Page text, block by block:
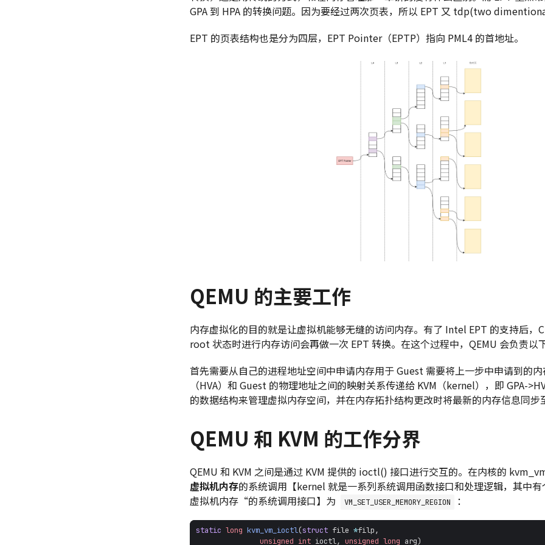
GPA 到 HPA 的转换问题。因为要经过两次页表，所以 EPT 又 tdp(two
EPT 的页表结构也是分为四层，EPT Pointer（EPTP）指向 PML4 的首地址。
QEMU 的主要工作
内存虚拟化的目的就是让虚拟机能够无缝的访问内存。有了 Intel EPT 的支持后，
root 状态时进行内存访问会再做一次 EPT 转换。在这个过程中，QEMU 会负责以
首先需要从自己的进程地址空间中申请内存用于 Guest 需要将上一步中申请到的
（HVA）和 Guest 的物理地址之间的映射关系传递给 KVM（kernel），即 GPA-
的数据结构来管理虚拟内存空间，并在内存拓扑结构更改时将最新的内存信息同步
QEMU 和 KVM 的工作分界
QEMU 和 KVM 之间是通过 KVM 提供的 ioctl() 接口进行交互的。在内核的
虚拟机内存的系统调用【kernel 就是一系列系统调用函数接口和处理逻辑，其中
虚拟机内存“的系统调用接口】为
VM_SET_USER_MEMORY_REGION ：
static long kvm_vm_ioctl(struct file *filp,
unsigned int ioctl, unsigned long arg)